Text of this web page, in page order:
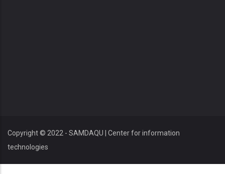
Copyright © 2022 - SAMDAQU | Center for information
technologies